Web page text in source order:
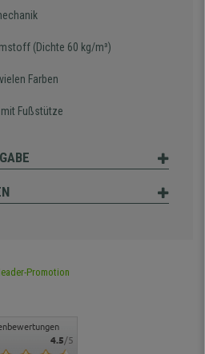
(Dichte 60 kg/m³)
Farben
Fußstütze
4.5/5